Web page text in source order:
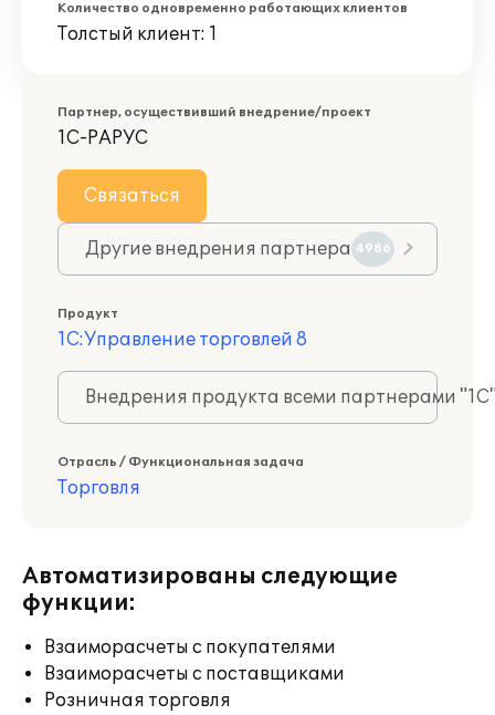
Количество одновременно работающих клиентов
Толстый клиент: 1
Партнер, осуществивший внедрение/проект
1С-РАРУС
Связаться
Другие внедрения партнера 4986
Продукт
1С:Управление торговлей 8
Внедрения продукта всеми партнерами
Отрасль / Функциональная задача
Торговля
Автоматизированы следующие
функции:
Взаиморасчеты с покупателями
Взаиморасчеты с поставщиками
Розничная торговля